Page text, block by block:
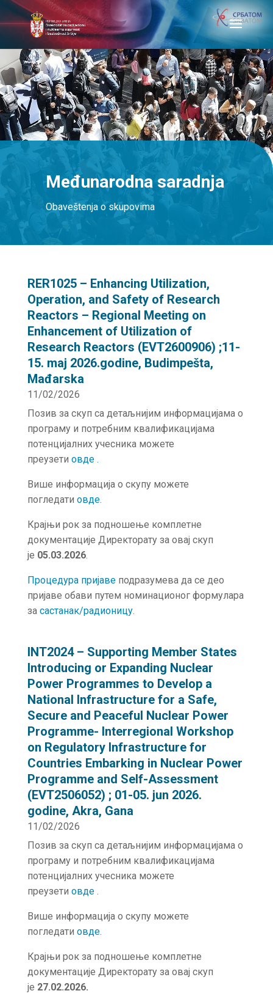
Međunarodna saradnja
Obaveštenja o skupovima
RER1025 – Enhancing Utilization,
Operation, and Safety of Research
Reactors – Regional Meeting on
Enhancement of Utilization of
Research Reactors (EVT2600906) ;11-
15. maj 2026.godine, Budimpešta,
Mađarska
11/02/2026
Позив за скуп са детаљнијим информацијама о
програму и потребним квалификацијама
потенцијалних учесника можете
преузети овде .
Више информација о скупу можете
погледати овде.
Крајњи рок за подношење комплетне
документације Директорату за овај скуп
је 05.03.2026.
Процедура пријавеподразумева да се део
пријаве обави путем номинационог формулара
за састанак/радионицу.
INT2024 – Supporting Member States
Introducing or Expanding Nuclear
Power Programmes to Develop a
National Infrastructure for a Safe,
Secure and Peaceful Nuclear Power
Programme- Interregional Workshop
on Regulatory Infrastructure for
Countries Embarking in Nuclear Power
Programme and Self-Assessment
(EVT2506052) ; 01-05. jun 2026.
godine, Akra, Gana
11/02/2026
Позив за скуп са детаљнијим информацијама о
програму и потребним квалификацијама
потенцијалних учесника можете
преузети овде .
Више информација о скупу можете
погледати овде.
Крајњи рок за подношење комплетне
документације Директорату за овај скуп
је 27.02.2026.